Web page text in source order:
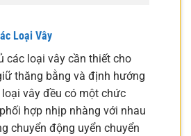
Loại Vây
các loại vây cần thiết cho
thăng bằng và định hướng
vây đều có một chức
hợp nhịp nhàng với nhau
chuyển động uyển chuyển